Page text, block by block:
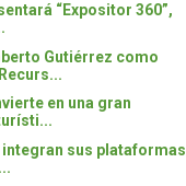
“Expositor 360”,
Gutiérrez como
en una gran
integran sus plataformas